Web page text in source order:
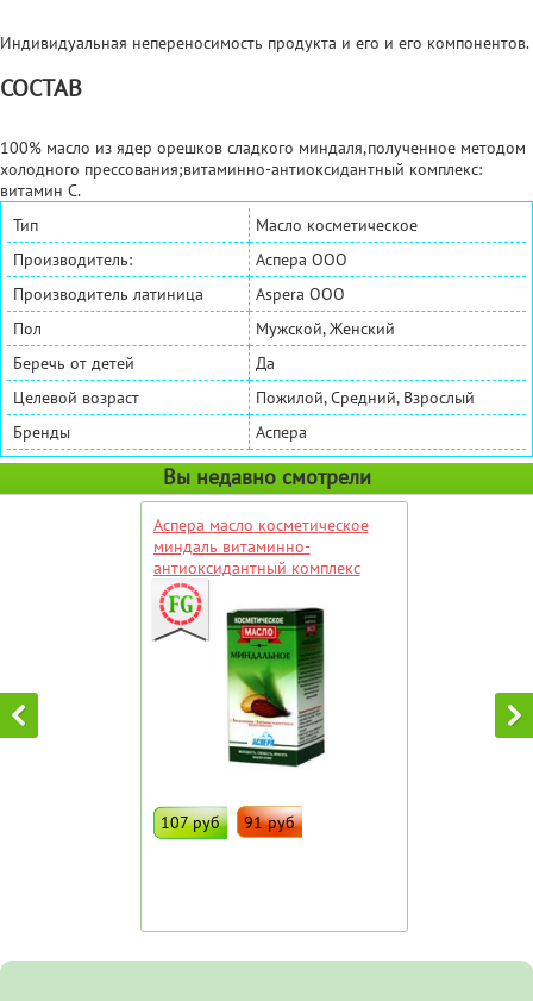
Индивидуальная непереносимость продукта и его и его компонентов.
СОСТАВ
100% масло из ядер орешков сладкого миндаля,полученное методом
холодного прессования;витаминно-антиоксидантный комплекс:
витамин С.
Тип
Масло косметическое
Производитель:
Аспера ООО
Производитель латиница
Aspera OOO
Пол
Мужской, Женский
Беречь от детей
Да
Целевой возраст
Пожилой, Средний, Взрослый
Бренды
Аспера
Вы недавно смотрели
Аспера масло косметическое
миндаль витаминно-
антиоксидантный комплекс
30мл
107 руб 91 руб